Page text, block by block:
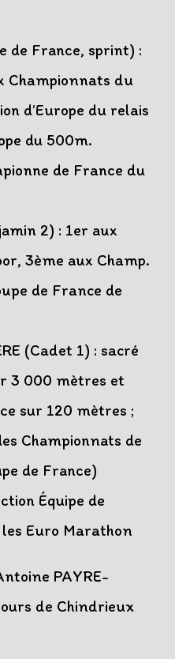
de France, sprint) :
Championnats du
d’Europe du relais
du 500m.
de France du
2) : 1er aux
3ème aux Champ.
de France de
(Cadet 1) : sacré
3 000 mètres et
sur 120 mètres ;
Championnats de
de France)
Équipe de
Euro Marathon
PAYRE-
de Chindrieux